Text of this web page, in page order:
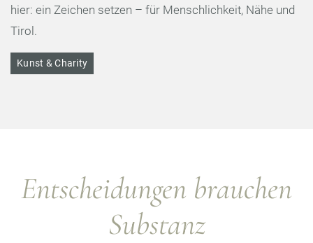
hier: ein Zeichen setzen – für Menschlichkeit, Nähe und
Tirol.
Kunst & Charity
Entscheidungen brauchen
Substanz